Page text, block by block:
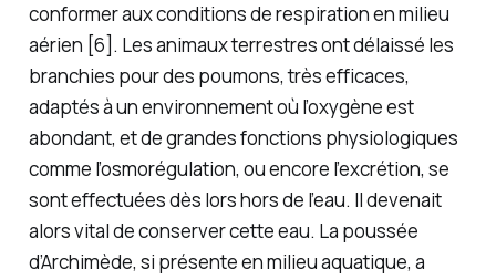
conformer aux conditions de respiration en milieu
aérien [6]. Les animaux terrestres ont délaissé les
branchies pour des poumons, très efficaces,
adaptés à un environnement où l’oxygène est
abondant, et de grandes fonctions physiologiques
comme l’osmorégulation, ou encore l’excrétion, se
sont effectuées dès lors hors de l’eau. Il devenait
alors vital de conserver cette eau. La poussée
d’Archimède, si présente en milieu aquatique, a